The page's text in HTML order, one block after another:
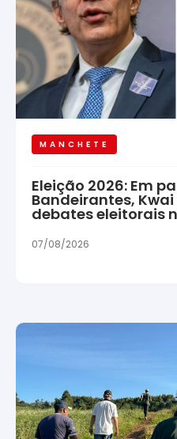
MANCHETE
Eleição 2026: Em
Bandeirantes,
debates eleitorais
07/08/2026